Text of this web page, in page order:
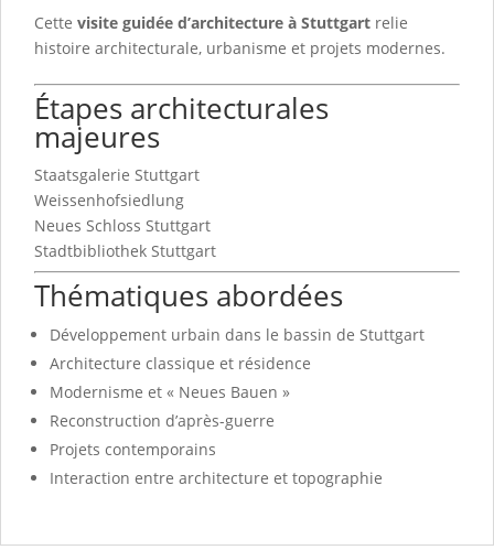
Cette visite guidée d’architecture à Stuttgart relie
histoire architecturale, urbanisme et projets modernes.
Étapes architecturales
majeures
Staatsgalerie Stuttgart
Weissenhofsiedlung
Neues Schloss Stuttgart
Stadtbibliothek Stuttgart
Thématiques abordées
Développement urbain dans le bassin de Stuttgart
Architecture classique et résidence
Modernisme et « Neues Bauen »
Reconstruction d’après-guerre
Projets contemporains
Interaction entre architecture et topographie